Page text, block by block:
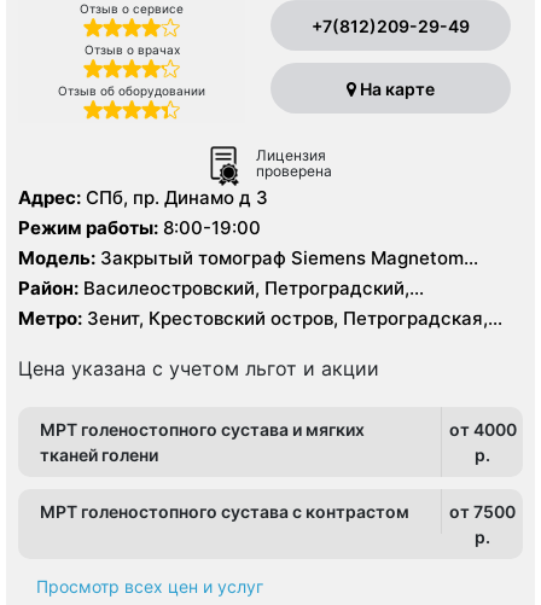
Отзыв о сервисе
Отзыв о врачах
Отзыв об оборудовании
+7(812)209-29-49
На карте
Лицензия
проверена
Адрес: СПб, пр. Динамо д 3
Режим работы: 8:00-19:00
Модель: Закрытый томограф Siemens Magnetom
Essenza 1.5 Тесла, КТ Aquilion 64 фирмы Toshiba 64
среза
Район: Василеостровский, Петроградский,
Приморский
Метро: Зенит, Крестовский остров, Петроградская,
Чкаловская
Цена указана с учетом льгот и акции
МРТ голеностопного сустава и мягких
тканей голени
от 4000
p.
МРТ голеностопного сустава с контрастом
от 7500
p.
Просмотр всех цен и услуг